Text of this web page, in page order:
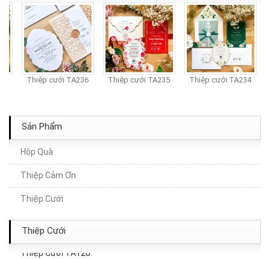
Thiệp cưới TA236 Thiệp cưới TA235 Thiệp cưới TA234
Sản Phẩm
Hộp Quà
Thiệp Cảm Ơn
Thiệp Cưới
Thiệp Cưới
Thiệp Cưới TA144
Thiệp Cưới TA017